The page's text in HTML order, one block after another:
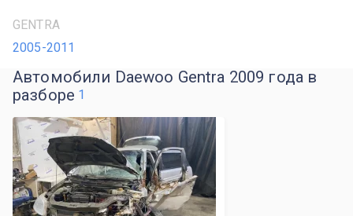
GENTRA
2005-2011
Автомобили Daewoo Gentra 2009 года в
разборе 1